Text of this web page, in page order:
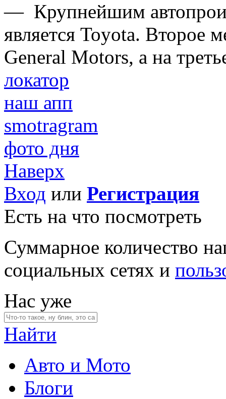
— Крупнейшим
является Toyota. Второе
General Motors, а на
локатор
наш апп
smotragram
фото дня
Наверх
Вход или Регистрация
Есть на что посмотреть
Суммарное количество
социальных сетях и
Нас уже
Найти
Авто и Мото
Блоги